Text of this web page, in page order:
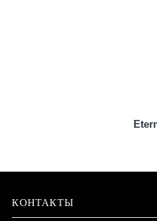
КОНТАКТЫ